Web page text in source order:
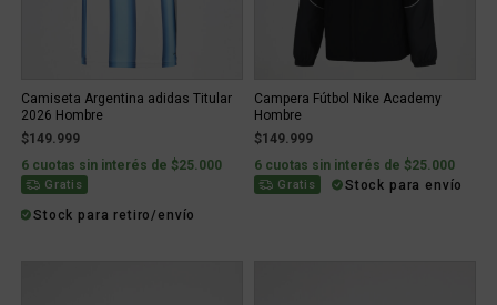
Camiseta Argentina adidas Titular
2026 Hombre
$149.999
6 cuotas sin interés de $25.000
Gratis
Stock para retiro/envío
Campera Fútbol Nike Academy
Hombre
$149.999
6 cuotas sin interés de $25.000
Gratis Stock para envío